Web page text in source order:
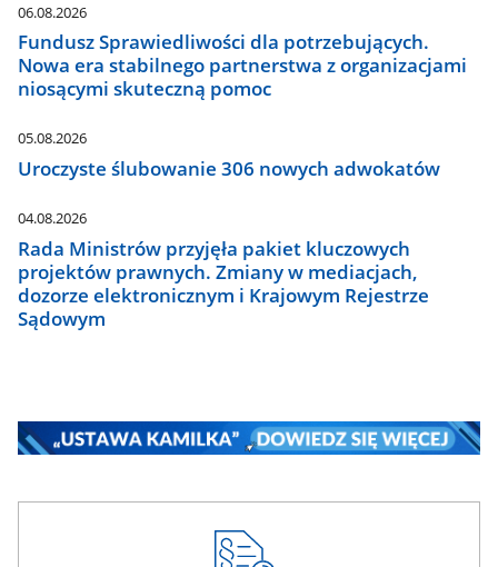
06.08.2026
Fundusz Sprawiedliwości dla potrzebujących.
Nowa era stabilnego partnerstwa z organizacjami
niosącymi skuteczną pomoc
05.08.2026
Uroczyste ślubowanie 306 nowych adwokatów
04.08.2026
Rada Ministrów przyjęła pakiet kluczowych
projektów prawnych. Zmiany w mediacjach,
dozorze elektronicznym i Krajowym Rejestrze
Sądowym